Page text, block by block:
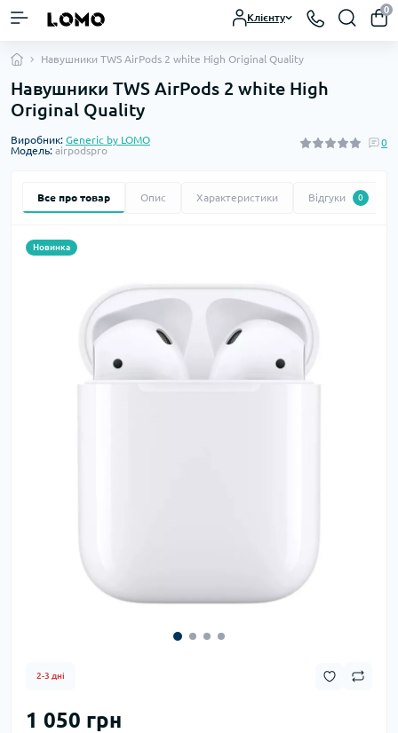
Клієнту
0
Навушники TWS AirPods 2 white High Original Quality
Навушники TWS AirPods 2 white High
Original Quality
Виробник: Generic by LOMO
Модель: airpodspro
0
Все про товар Опис Характеристики Відгуки 0
Новинка
2-3 дні
1 050 грн